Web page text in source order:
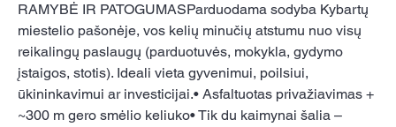
RAMYBĖ IR PATOGUMASParduodama sodyba Kybartų
miestelio pašonėje, vos kelių minučių atstumu nuo visų
reikalingų paslaugų (parduotuvės, mokykla, gydymo
įstaigos, stotis). Ideali vieta gyvenimui, poilsiui,
ūkininkavimui ar investicijai.• Asfaltuotas privažiavimas +
~300 m gero smėlio keliuko• Tik du kaimynai šalia –